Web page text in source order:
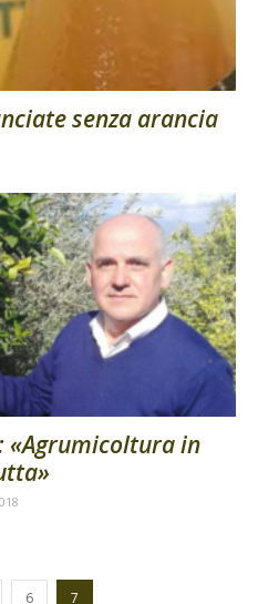
senza arancia
«Agrumicoltura in
6 7